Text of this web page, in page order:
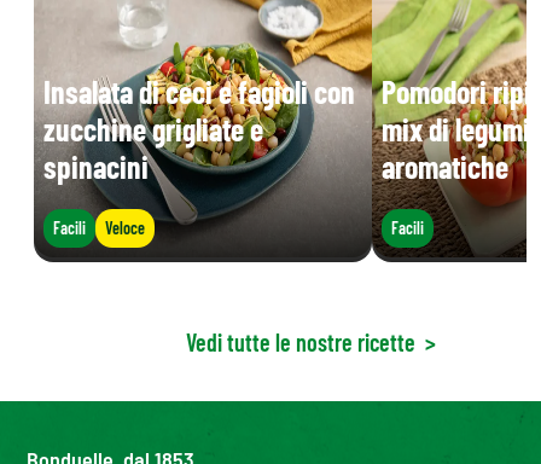
Insalata di ceci e fagioli con
zucchine grigliate e
spinacini
Facili Veloce
Pomodori
mix di legumi
aromatiche
Facili
Vedi tutte le nostre ricette >